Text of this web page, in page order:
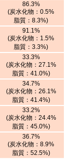
86.3%
(炭水化物：0.5%
脂質：8.3%)
91.1%
(炭水化物：1.5%
脂質：3.3%)
33.3%
(炭水化物：27.1%
脂質：41.0%)
34.7%
(炭水化物：26.1%
脂質：41.4%)
33.2%
(炭水化物：24.4%
脂質：45.0%)
36.7%
(炭水化物：8.9%
脂質：52.5%)